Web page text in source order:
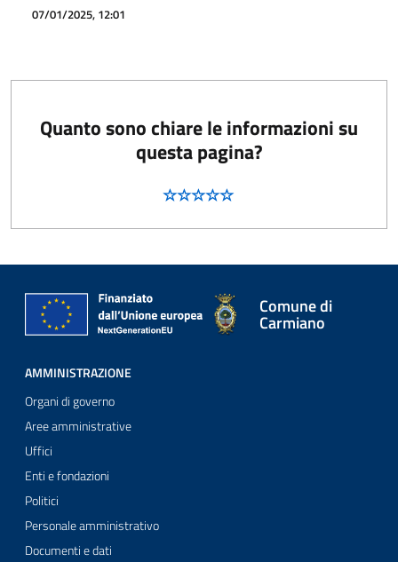
07/01/2025, 12:01
Quanto sono chiare le informazioni su
questa pagina?
Comune di
Carmiano
AMMINISTRAZIONE
Organi di governo
Aree amministrative
Uffici
Enti e fondazioni
Politici
Personale amministrativo
Documenti e dati